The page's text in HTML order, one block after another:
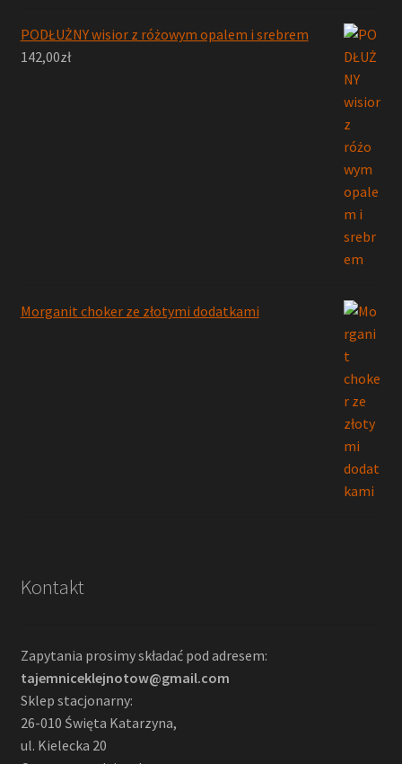
PODŁUŻNY wisior z różowym opalem i srebrem
142,00zł
Morganit choker ze złotymi dodatkami
Kontakt
Zapytania prosimy składać pod adresem:
tajemniceklejnotow@gmail.com
Sklep stacjonarny:
26-010 Święta Katarzyna,
ul. Kielecka 20